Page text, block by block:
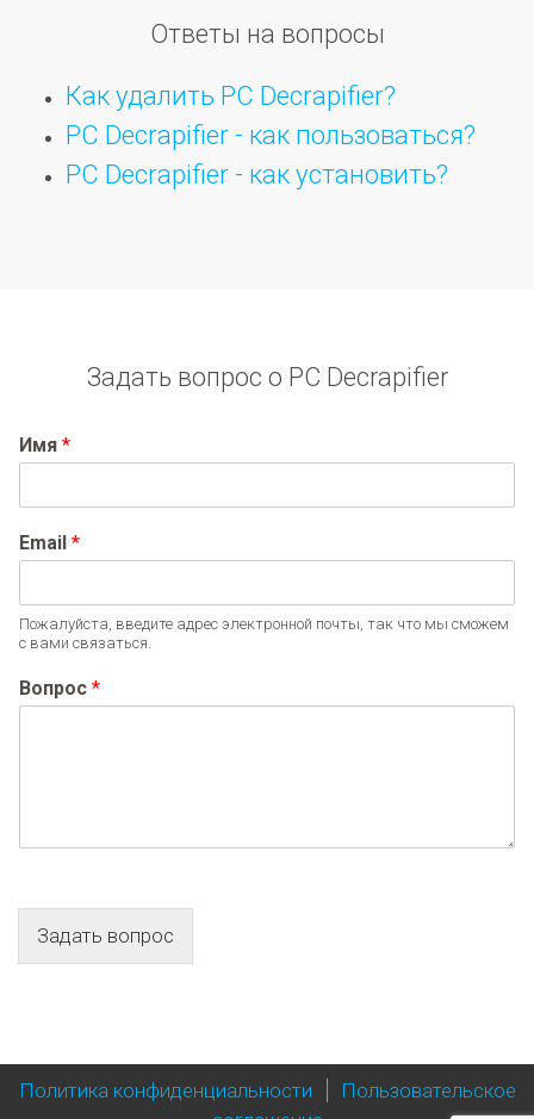
Ответы на вопросы
Как удалить PC Decrapifier?
PC Decrapifier - как пользоваться?
PC Decrapifier - как установить?
Задать вопрос о PC Decrapifier
Имя *
Email *
Пожалуйста, введите адрес электронной почты, так что мы сможем
с вами связаться.
Вопрос *
Задать вопрос
Политика конфиденциальности
Пользовательское